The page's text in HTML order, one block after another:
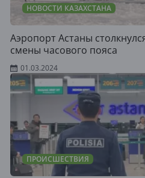
НОВОСТИ КАЗАХСТАНА
Аэропорт Астаны
смены часового пояса
01.03.2024
ПРОИСШЕСТВИЯ